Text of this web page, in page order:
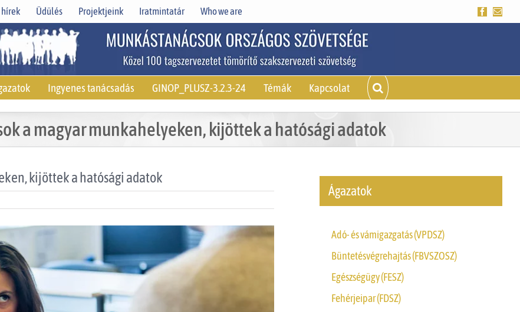
hírek Üdülés Projektjeink Iratmintatár Who we are Facebook
Ingyenes tanácsadás GINOP_PLUSZ-3.2.3-24 Témák Kapcsolat
a magyar munkahelyeken, kijöttek a hatósági adatok
kijöttek a hatósági adatok
Ágazatok
Adó- és vámigazgatás (VPDSZ)
Büntetésvégrehajtás (FBVSZOSZ)
Egészségügy (FESZ)
Fehérjeipar (FDSZ)